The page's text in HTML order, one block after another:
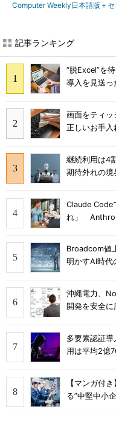
Computer Weekly日本語版＋
記事ランキング
“脱Excel”を
導入を見送っ
画面をティ
正しいお手入
継続利用は4
期待外れの境
Claude Code
れ」
Broadcom値
明かすAI時代
沖縄電力、
開発を安全
多要素認証
用は平均2億
【マンガ付
る”中堅中小